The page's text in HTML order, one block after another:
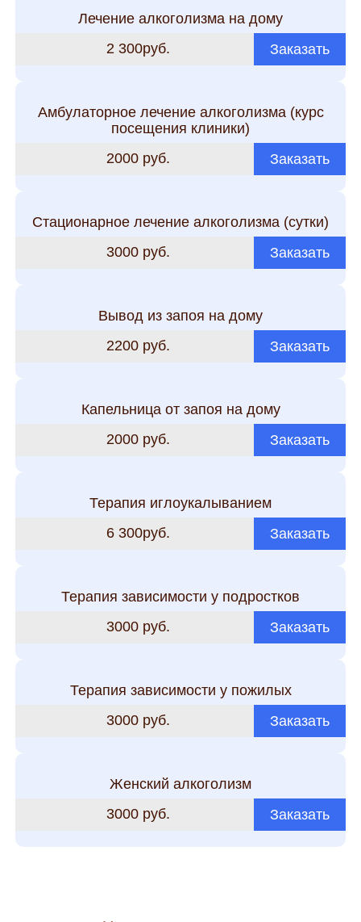
Лечение алкоголизма на дому
2 300руб.
Заказать
Амбулаторное лечение алкоголизма (курс
посещения клиники)
2000 руб.
Заказать
Стационарное лечение алкоголизма (сутки)
3000 руб.
Заказать
Вывод из запоя на дому
2200 руб.
Заказать
Капельница от запоя на дому
2000 руб.
Заказать
Терапия иглоукалыванием
6 300руб.
Заказать
Терапия зависимости у подростков
3000 руб.
Заказать
Терапия зависимости у пожилых
3000 руб.
Заказать
Женский алкоголизм
3000 руб.
Заказать